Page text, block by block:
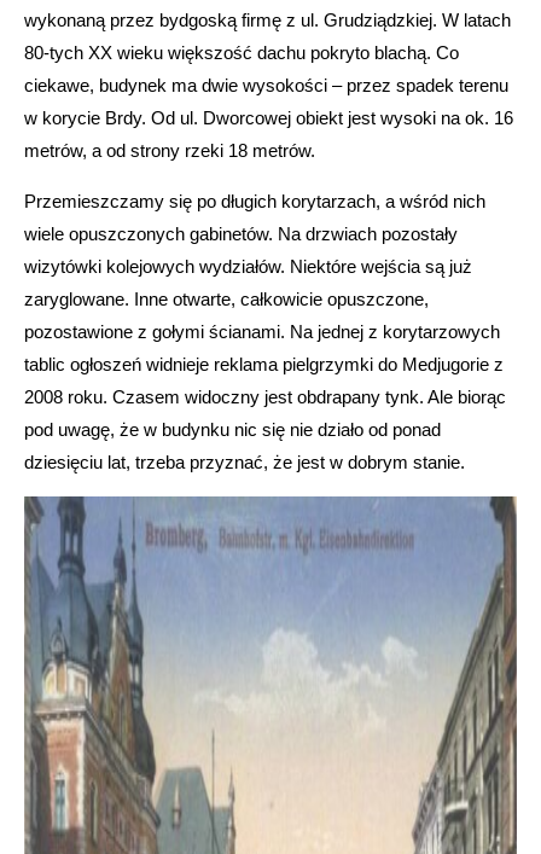
wykonaną przez bydgoską firmę z ul. Grudziądzkiej. W latach
80-tych XX wieku większość dachu pokryto blachą. Co
ciekawe, budynek ma dwie wysokości – przez spadek terenu
w korycie Brdy. Od ul. Dworcowej obiekt jest wysoki na ok. 16
metrów, a od strony rzeki 18 metrów.
Przemieszczamy się po długich korytarzach, a wśród nich
wiele opuszczonych gabinetów. Na drzwiach pozostały
wizytówki kolejowych wydziałów. Niektóre wejścia są już
zaryglowane. Inne otwarte, całkowicie opuszczone,
pozostawione z gołymi ścianami. Na jednej z korytarzowych
tablic ogłoszeń widnieje reklama pielgrzymki do Medjugorie z
2008 roku. Czasem widoczny jest obdrapany tynk. Ale biorąc
pod uwagę, że w budynku nic się nie działo od ponad
dziesięciu lat, trzeba przyznać, że jest w dobrym stanie.